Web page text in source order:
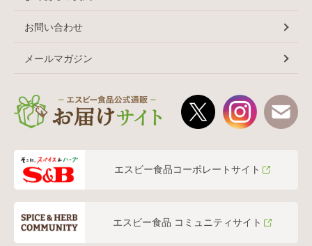
お問い合わせ
メールマガジン
エスビー食品コーポレートサイト
エスビー食品 コミュニティサイト